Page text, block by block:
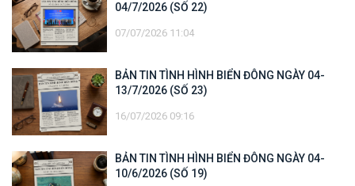
04/7/2026 (SỐ 22)
07/07/2026 11:04
BẢN TIN TÌNH HÌNH BIỂN ĐÔNG NGÀY 04-
13/7/2026 (SỐ 23)
16/07/2026 09:16
BẢN TIN TÌNH HÌNH BIỂN ĐÔNG NGÀY 04-
10/6/2026 (SỐ 19)